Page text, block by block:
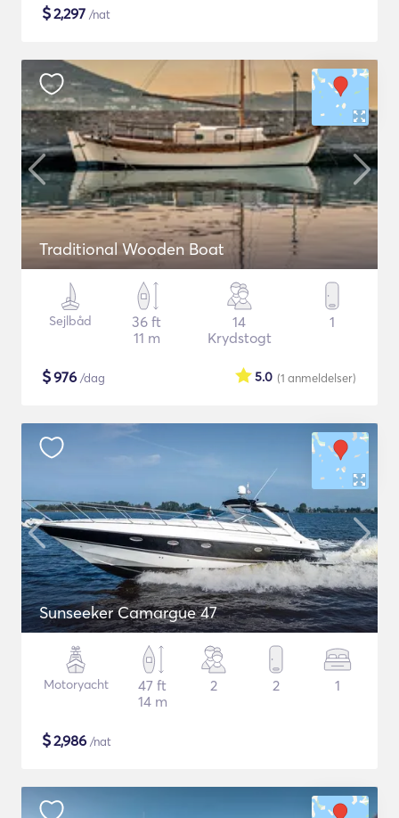
$2,297 /nat
Traditional Wooden Boat
Sejlbåd
36 ft
11 m
14
Krydstogt
1
$976 /dag (1 anmeldelser)
5.0
Sunseeker Camargue 47
Motoryacht
47 ft
14 m
2 2 1
$2,986 /nat